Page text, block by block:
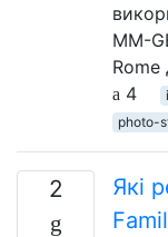
MM-
Rome
4
photo-
2
Які